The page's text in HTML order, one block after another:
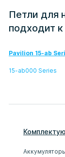
Петли для
подходит
Pavilion 15-ab
15-ab000 Series